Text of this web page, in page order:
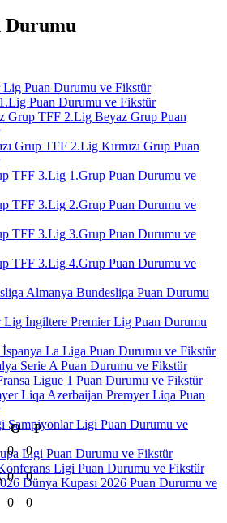
Durumu
Lig Puan Durumu ve Fikstür
Puan Durumu ve Fikstür
TFF 2.Lig Beyaz Grup Puan
TFF 2.Lig Kırmızı Grup Puan
TFF 3.Lig 1.Grup Puan Durumu ve
TFF 3.Lig 2.Grup Puan Durumu ve
TFF 3.Lig 3.Grup Puan Durumu ve
TFF 3.Lig 4.Grup Puan Durumu ve
Almanya Bundesliga Puan Durumu
İngiltere Premier Lig Puan Durumu
İspanya La Liga Puan Durumu ve Fikstür
Serie A Puan Durumu ve Fikstür
Ligue 1 Puan Durumu ve Fikstür
Azerbaijan Premyer Liqa Puan
Şampiyonlar Ligi Puan Durumu ve
Ligi Puan Durumu ve Fikstür
Ligi Puan Durumu ve Fikstür
Dünya Kupası 2026 Puan Durumu ve
O
P
0
0
0
0
0
0